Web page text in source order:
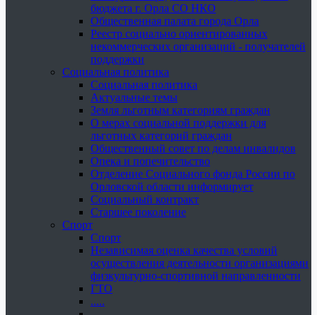
бюджета г. Орла СО НКО
Общественная палата города Орла
Реестр социально ориентированных
некоммерческих организаций - получателей
поддержки
Социальная политика
Социальная политика
Актуальные темы
Земля льготным категориям граждан
О мерах социальной поддержки для
льготных категорий граждан
Общественный совет по делам инвалидов
Опека и попечительство
Отделение Социального фонда России по
Орловской области информирует
Социальный контракт
Старшее поколение
Спорт
Спорт
Независимая оценка качества условий
осуществления деятельности организациями
физкультурно-спортивной направленности
ГТО
.....